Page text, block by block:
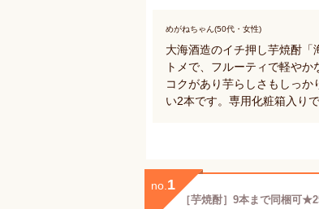
めがねちゃん(50代・女性)
大海酒造のイチ押し芋焼酎
トメで、フルーティで軽や
コクがあり芋らしさもしっ
い2本です。専用化粧箱入りで
no. 1